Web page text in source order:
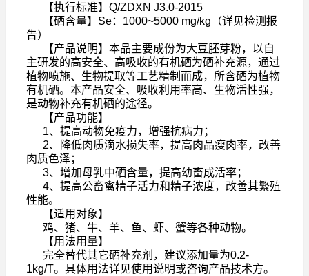
【执行标准】Q/ZDXN J3.0-2015
【硒含量】Se：1000~5000 mg/kg（详见检测报
告）
【产品说明】本品主要成份为大豆胚芽粉，以自
主研发的高安全、高吸收的有机硒为硒补充源，通过
植物喷施、生物提取等工艺精制而成，所含硒为植物
有机硒。本产品安全、吸收利用率高、生物活性强，
是动物补充有机硒的途径。
【产品功能】
1、提高动物免疫力，增强抗病力；
2、降低肉质滴水损失率，提高肉品瘦肉率，改善
肉质色泽；
3、增加母乳中硒含量，提高幼畜成活率；
4、提高公畜禽精子活力和精子浓度，改善其繁殖
性能。
【适用对象】
鸡、猪、牛、羊、鱼、虾、蟹等各种动物。
【用法用量】
完全替代其它硒补充剂，建议添加量为0.2-
1kg/T。具体用法详见使用说明或咨询产品技术方。